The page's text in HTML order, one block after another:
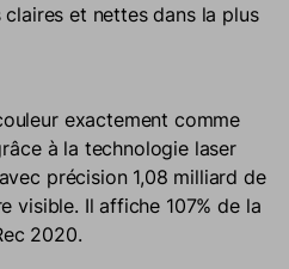
et nettes dans la plus
exactement comme
à la technologie laser
précision 1,08 milliard de
visible. Il affiche 107% de la
2020.